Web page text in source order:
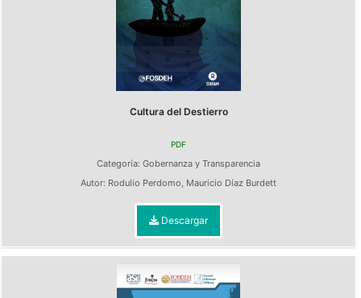
Cultura del Destierro
PDF
Categoría: Gobernanza y Transparencia
Autor: Rodulio Perdomo, Mauricio Díaz Burdett
Descargar